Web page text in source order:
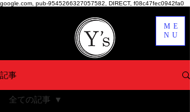
google.com, pub-9545266327057582, DIRECT, f08c47fec0942fa0
ME
NU
記事
全ての記事